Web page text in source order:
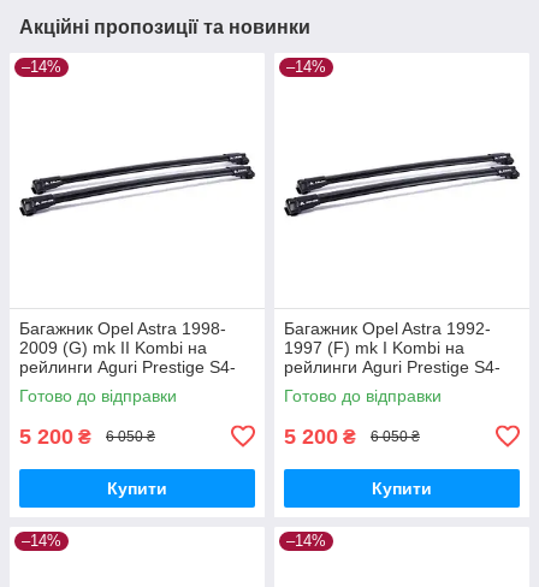
Акційні пропозиції та новинки
–14%
Багажник Opel Astra 1998-
2009 (G) mk II Kombi на
рейлинги Aguri Prestige S4-
1499B
Готово до відправки
5 200 ₴ 6 050 ₴
Купити
–14%
Багажник Opel Astra 1992-
1997 (F) mk I Kombi на
рейлинги Aguri Prestige S4-
1500B
Готово до відправки
5 200 ₴ 6 050 ₴
Купити
–14% –14%